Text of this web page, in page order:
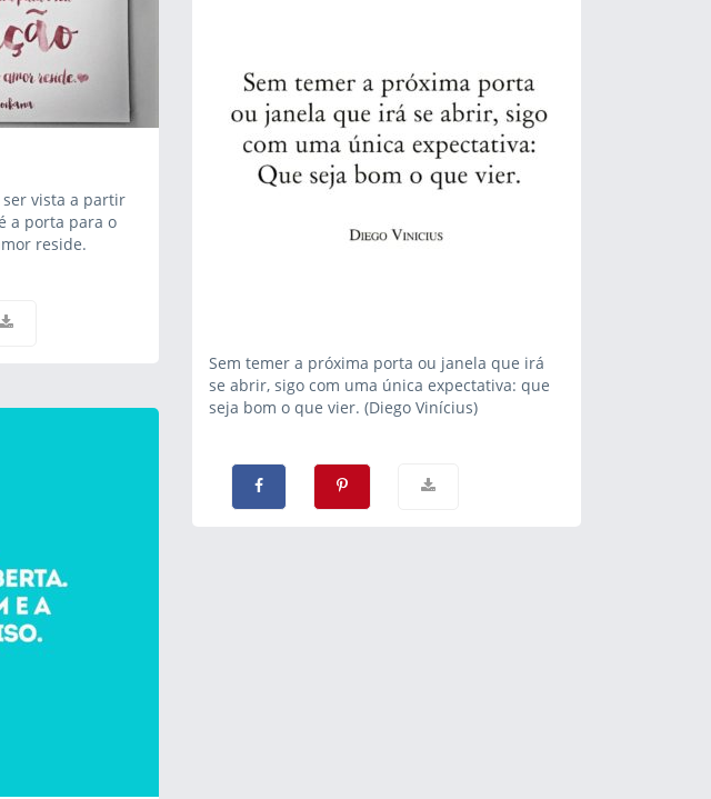
vista a partir
a porta para o
reside.
Sem temer a próxima porta ou janela que irá
se abrir, sigo com uma única expectativa: que
seja bom o que vier. (Diego Vinícius)